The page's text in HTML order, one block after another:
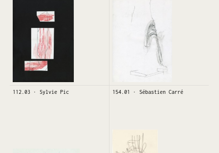
112.03 Sylvie Pic 154.01 Sébastien Carré